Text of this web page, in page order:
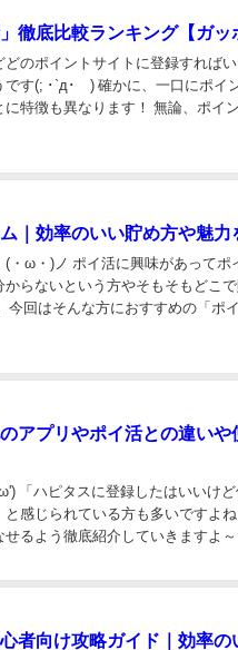
徹底比較ランキング【ガッ
どのポイントサイトに登録すれば
です(; ･`д･´) 確かに、一口にポイ
特徴も異なります！ 無論、ポイ
｜効率のいい貯め方や魅力
(・ω・)ノ ポイ活に興味があって
からないという方やそもそもどこ
今回はそんな方におすすめの「ポ
のアプリやポイ活との違い
「ハピタスに登録したはいいけ
と感じられている方も多いですよ
せるよう徹底紹介していきますよ
はの5ポイント...
心者向け攻略ガイド｜効率